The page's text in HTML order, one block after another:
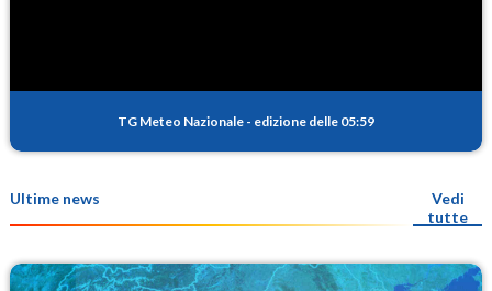
TG Meteo Nazionale - edizione delle 05:59
Ultime news
Vedi
tutte